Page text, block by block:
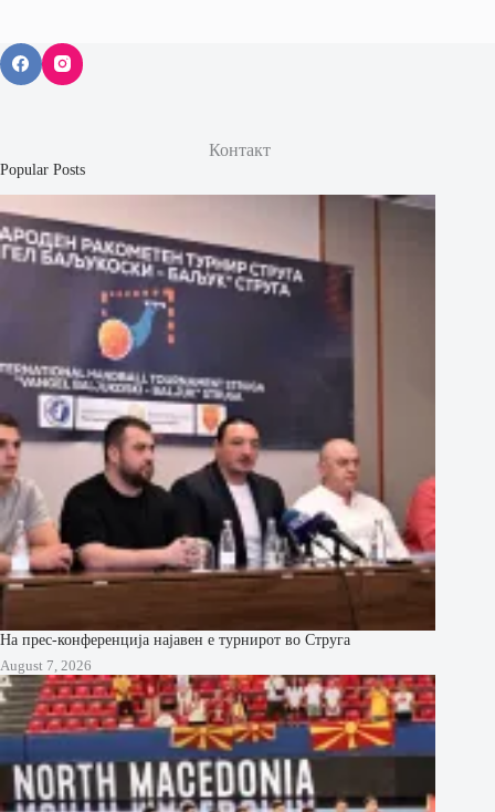
Контакт
Popular Posts
На прес-конференција најавен е турнирот во Струга
August 7, 2026